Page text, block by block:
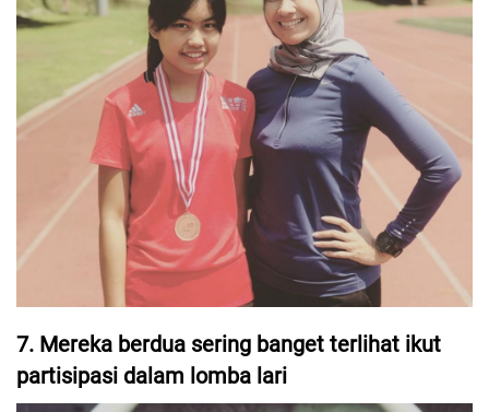
7. Mereka berdua sering banget terlihat ikut
partisipasi dalam lomba lari